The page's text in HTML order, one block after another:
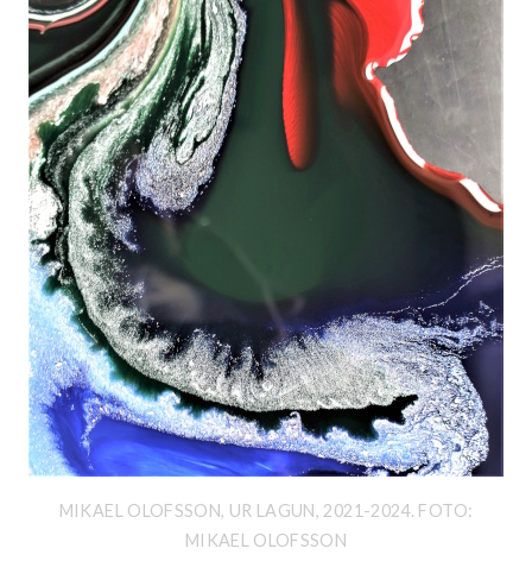
MIKAEL OLOFSSON, UR LAGUN, 2021-2024. FOTO:
MIKAEL OLOFSSON